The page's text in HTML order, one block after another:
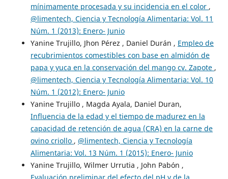
mínimamente procesada y su incidencia en el color ,
@limentech, Ciencia y Tecnología Alimentaria: Vol. 11
Núm. 1 (2013): Enero- Junio
Yanine Trujillo, Jhon Pérez , Daniel Durán , Empleo de
recubrimientos comestibles con base en almidón de
papa y yuca en la conservación del mango cv. Zapote ,
@limentech, Ciencia y Tecnología Alimentaria: Vol. 10
Núm. 1 (2012): Enero- Junio
Yanine Trujillo , Magda Ayala, Daniel Duran,
Influencia de la edad y el tiempo de madurez en la
capacidad de retención de agua (CRA) en la carne de
ovino criollo , @limentech, Ciencia y Tecnología
Alimentaria: Vol. 13 Núm. 1 (2015): Enero- Junio
Yanine Trujillo, Wilmer Urrutia , John Pabón ,